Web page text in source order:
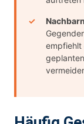
empfiehlt